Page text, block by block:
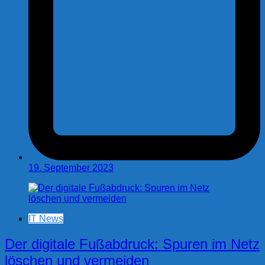
19. September 2023
IT News
Der digitale Fußabdruck: Spuren im Netz
löschen und vermeiden